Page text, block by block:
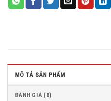
MÔ TẢ SẢN PHẨM
ĐÁNH GIÁ (0)